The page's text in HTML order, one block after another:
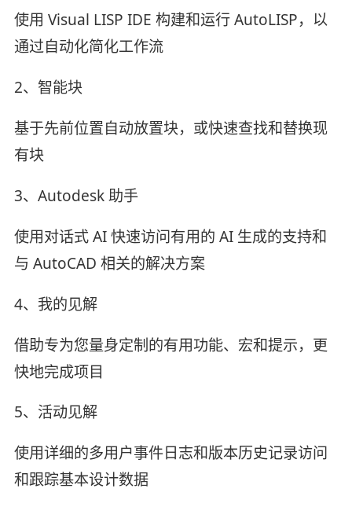
使用 Visual LISP IDE 构建和运行 AutoLISP，以
通过自动化简化工作流
2、智能块
基于先前位置自动放置块，或快速查找和替换现
有块
3、Autodesk 助手
使用对话式 AI 快速访问有用的 AI 生成的支持和
与 AutoCAD 相关的解决方案
4、我的见解
借助专为您量身定制的有用功能、宏和提示，更
快地完成项目
5、活动见解
使用详细的多用户事件日志和版本历史记录访问
和跟踪基本设计数据